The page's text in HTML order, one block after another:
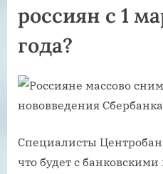
россиян с 1
года?
Специалисты
что будет с